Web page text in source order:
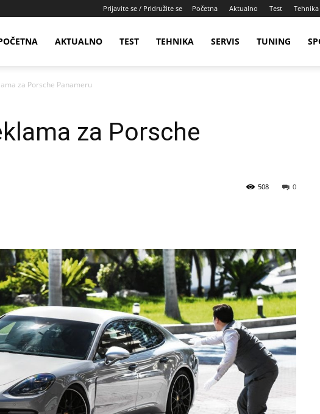
Prijavite se / Pridružite se Početna Aktualno Test Tehnika
AKTUALNO TEST TEHNIKA SERVIS TUNING
za Porsche Panameru
za Porsche
0
508